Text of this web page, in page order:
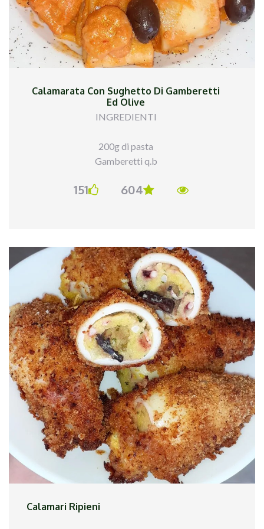
Calamarata Con Sughetto Di Gamberetti
Ed Olive
INGREDIENTI
200g di pasta
Gamberetti q.b
Pomodori pelati q.b
PROCEDIMENTO
Ho messo in padella un filo d`olio, ho aggiunto i
gamberetti e gli ho fatti cucinare qualche minuto.
Ho aggiunto le olive ed ho fatto insaporire. Ho
aggiunto i pelati frullati ed un po` di panna ed ho
fatto cucinare il sughetto. Ho cotto la pasta al
dente ed ho completato la cottura nel
condimento.
151 604
Calamari Ripieni